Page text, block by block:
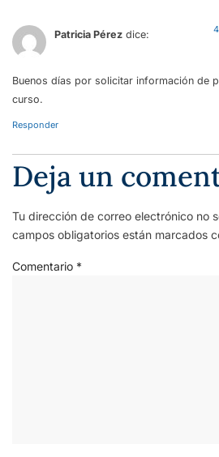
Patricia Pérez dice:
Buenos días por solicitar información de
curso.
Responder
Deja un
Tu dirección de correo electrónico no
campos obligatorios están marcados
Comentario *